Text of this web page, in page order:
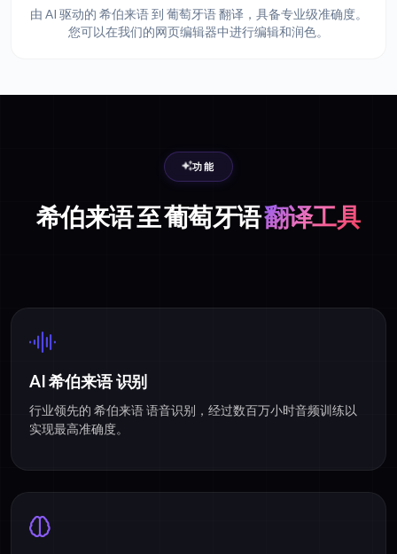
由 AI 驱动的 希伯来语 到 葡萄牙语 翻译，具备专业级准确度。
您可以在我们的网页编辑器中进行编辑和润色。
功能
希伯来语 至 葡萄牙语翻译工具
AI 希伯来语 识别
行业领先的 希伯来语 语音识别，经过数百万小时音频训练以
实现最高准确度。